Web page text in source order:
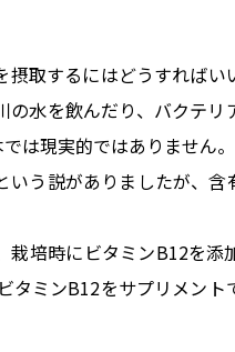
取するにはどうすればい
水を飲んだり、バクテリ
は現実的ではありません。
う説がありましたが、
培時にビタミンB12を添
ミンB12をサプリメン